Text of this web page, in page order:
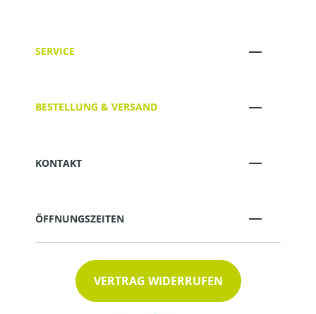
SERVICE
BESTELLUNG & VERSAND
KONTAKT
ÖFFNUNGSZEITEN
VERTRAG WIDERRUFEN